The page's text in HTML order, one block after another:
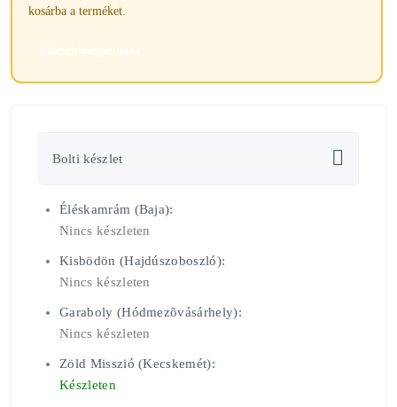
kosárba a terméket.
Üzletek megnyitása
Bolti készlet
Éléskamrám (Baja):
Nincs készleten
Kisbödön (Hajdúszoboszló):
Nincs készleten
Garaboly (Hódmezõvásárhely):
Nincs készleten
Zöld Misszió (Kecskemét):
Készleten